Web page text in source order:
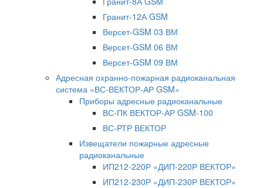
Гранит-12А GSM
Версет-GSM 03 ВМ
Версет-GSM 06 ВМ
Версет-GSM 09 ВМ
Адресная охранно-пожарная радиоканальная
система «ВС-ВЕКТОР-АР GSM»
Приборы адресные радиоканальные
ВС-ПК ВЕКТОР-АР GSM-100
ВС-РТР ВЕКТОР
Извещатели пожарные адресные
радиоканальные
ИП212-220Р «ДИП-220Р ВЕКТОР»
ИП212-230Р «ДИП-230Р ВЕКТОР»